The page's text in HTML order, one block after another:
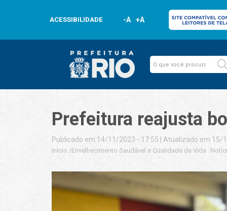
ACESSIBILIDADE -A +A
Prefeitura reajusta
Publicado em 14/11/2023 - 17:55 Atualizado em 15/
Início /Envelhecimento Saudável e Qualidade de Vida